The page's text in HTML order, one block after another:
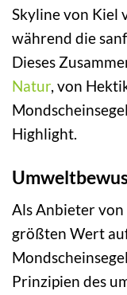
Skyline von Kiel
während die
Dieses
Natur, von
Highlight.
Als Anbieter
größten Wert
Prinzipien des